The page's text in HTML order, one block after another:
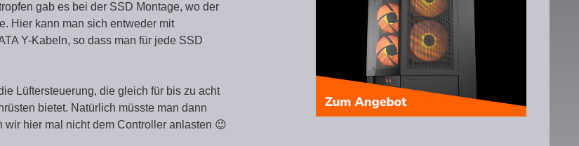
gab es bei der SSD Montage, wo der
Hier kann man sich entweder mit
Y-Kabeln, so dass man für jede SSD
Lüftersteuerung, die gleich für bis zu acht
bietet. Natürlich müsste man dann
hier mal nicht dem Controller anlasten 😉